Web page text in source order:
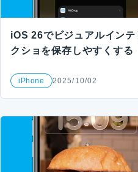
iOS 26でビジュアルイン
クショを保存しやすくする
iPhone 2025/10/02